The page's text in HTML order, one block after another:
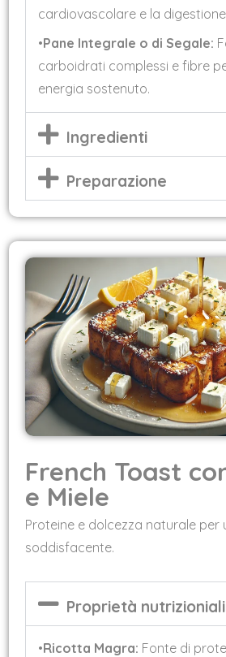
cardiovascolare e la
•Pane Integrale o di Segale:
carboidrati complessi e fibre
energia sostenuto.
Ingredienti
Preparazione
French Toast
e Miele
Proteine e dolcezza naturale per
soddisfacente.
Proprietà nutrizioniali
•Ricotta Magra: Fonte di